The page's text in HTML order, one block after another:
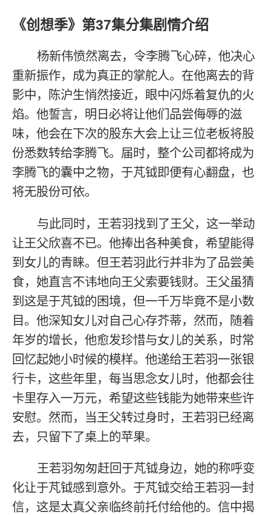
《创想季》第37集分集剧情介绍
杨新伟愤然离去，令李腾飞心碎，他决心
重新振作，成为真正的掌舵人。在他离去的背
影中，陈沪生悄然接近，眼中闪烁着复仇的火
焰。他誓言，明日必将让他们品尝侮辱的滋
味，他会在下次的股东大会上让三位老板将股
份悉数转给李腾飞。届时，整个公司都将成为
李腾飞的囊中之物，于芃钺即便有心翻盘，也
将无股份可依。
与此同时，王若羽找到了王父，这一举动
让王父欣喜不已。他捧出各种美食，希望能得
到女儿的青睐。但王若羽此行并非为了品尝美
食，她直言不讳地向王父索要钱财。王父虽猜
到这是于芃钺的困境，但一千万毕竟不是小数
目。他深知女儿对自己心存芥蒂，然而，随着
年岁的增长，他愈发珍惜与女儿的关系，时常
回忆起她小时候的模样。他递给王若羽一张银
行卡，这些年里，每当思念女儿时，他都会往
卡里存入一万元，希望这些钱能为她带来些许
安慰。然而，当王父转过身时，王若羽已经离
去，只留下了桌上的苹果。
王若羽匆匆赶回于芃钺身边，她的称呼变
化让于芃钺感到意外。于芃钺交给王若羽一封
信，这是太真父亲临终前托付给他的。信中揭